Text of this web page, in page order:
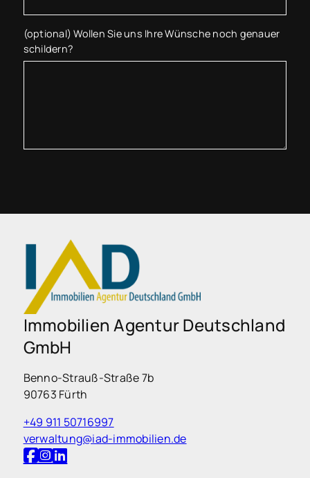
(optional) Wollen Sie uns Ihre Wünsche noch genauer
schildern?
Immobilien Agentur Deutschland
GmbH
Benno-Strauß-Straße 7b
90763 Fürth
+49 911 50716997
verwaltung@iad-immobilien.de